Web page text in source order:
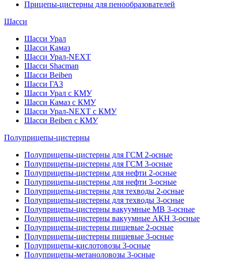
Прицепы-цистерны для пенообразователей
Шасси
Шасси Урал
Шасси Камаз
Шасси Урал-NEXT
Шасси Shacman
Шасси Beiben
Шасси ГАЗ
Шасси Урал с КМУ
Шасси Камаз с КМУ
Шасси Урал-NEXT с КМУ
Шасси Beiben с КМУ
Полуприцепы-цистерны
Полуприцепы-цистерны для ГСМ 2-осные
Полуприцепы-цистерны для ГСМ 3-осные
Полуприцепы-цистерны для нефти 2-осные
Полуприцепы-цистерны для нефти 3-осные
Полуприцепы-цистерны для техводы 2-осные
Полуприцепы-цистерны для техводы 3-осные
Полуприцепы-цистерны вакуумные МВ 3-осные
Полуприцепы-цистерны вакуумные АКН 3-осные
Полуприцепы-цистерны пищевые 2-осные
Полуприцепы-цистерны пищевые 3-осные
Полуприцепы-кислотовозы 3-осные
Полуприцепы-метаноловозы 3-осные